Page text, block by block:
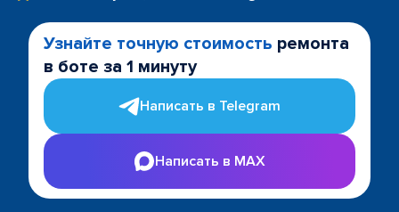
Узнайте точную стоимость ремонта
в боте за 1 минуту
Написать в Telegram
Написать в MAX